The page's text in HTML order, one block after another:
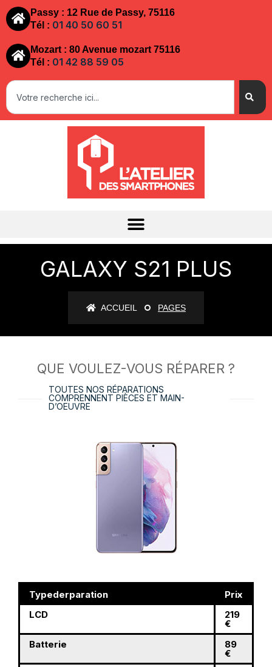
Passy : 12 Rue de Passy, 75116
Tél : 01 40 50 60 51
Mozart : 80 Avenue mozart 75116
Tél : 01 42 88 59 05
GALAXY S21 PLUS
ACCUEIL PAGES
QUE VOULEZ-VOUS RÉPARER ?
TOUTES NOS RÉPARATIONS
COMPRENNENT PIÈCES ET MAIN-
D’OEUVRE
Typederparation
Prix
LCD
219
€
Batterie
89
€